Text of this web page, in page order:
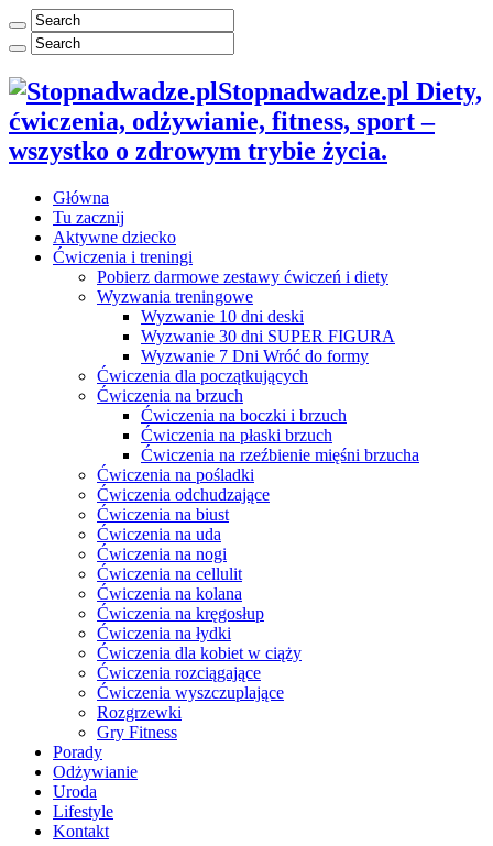
Stopnadwadze.pl Diety,
ćwiczenia, odżywianie, fitness, sport –
wszystko o zdrowym trybie życia.
Główna
Tu zacznij
Aktywne dziecko
Ćwiczenia i treningi
Pobierz darmowe zestawy ćwiczeń i diety
Wyzwania treningowe
Wyzwanie 10 dni deski
Wyzwanie 30 dni SUPER FIGURA
Wyzwanie 7 Dni Wróć do formy
Ćwiczenia dla początkujących
Ćwiczenia na brzuch
Ćwiczenia na boczki i brzuch
Ćwiczenia na płaski brzuch
Ćwiczenia na rzeźbienie mięśni brzucha
Ćwiczenia na pośladki
Ćwiczenia odchudzające
Ćwiczenia na biust
Ćwiczenia na uda
Ćwiczenia na nogi
Ćwiczenia na cellulit
Ćwiczenia na kolana
Ćwiczenia na kręgosłup
Ćwiczenia na łydki
Ćwiczenia dla kobiet w ciąży
Ćwiczenia rozciągające
Ćwiczenia wyszczuplające
Rozgrzewki
Gry Fitness
Porady
Odżywianie
Uroda
Lifestyle
Kontakt